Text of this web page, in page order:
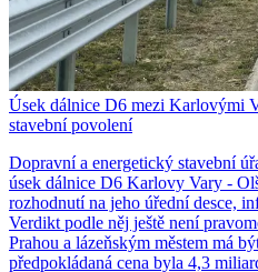
Úsek dálnice D6 mezi Karlovými
stavební povolení
Dopravní a energetický stavební
úsek dálnice D6 Karlovy Vary -
rozhodnutí na jeho úřední desce,
Verdikt podle něj ještě není
Prahou a lázeňským městem má
předpokládaná cena byla 4,3